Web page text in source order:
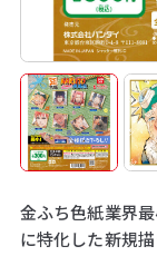
金ふち色紙業界最
に特化した新規